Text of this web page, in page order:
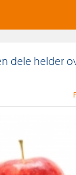
dele helder